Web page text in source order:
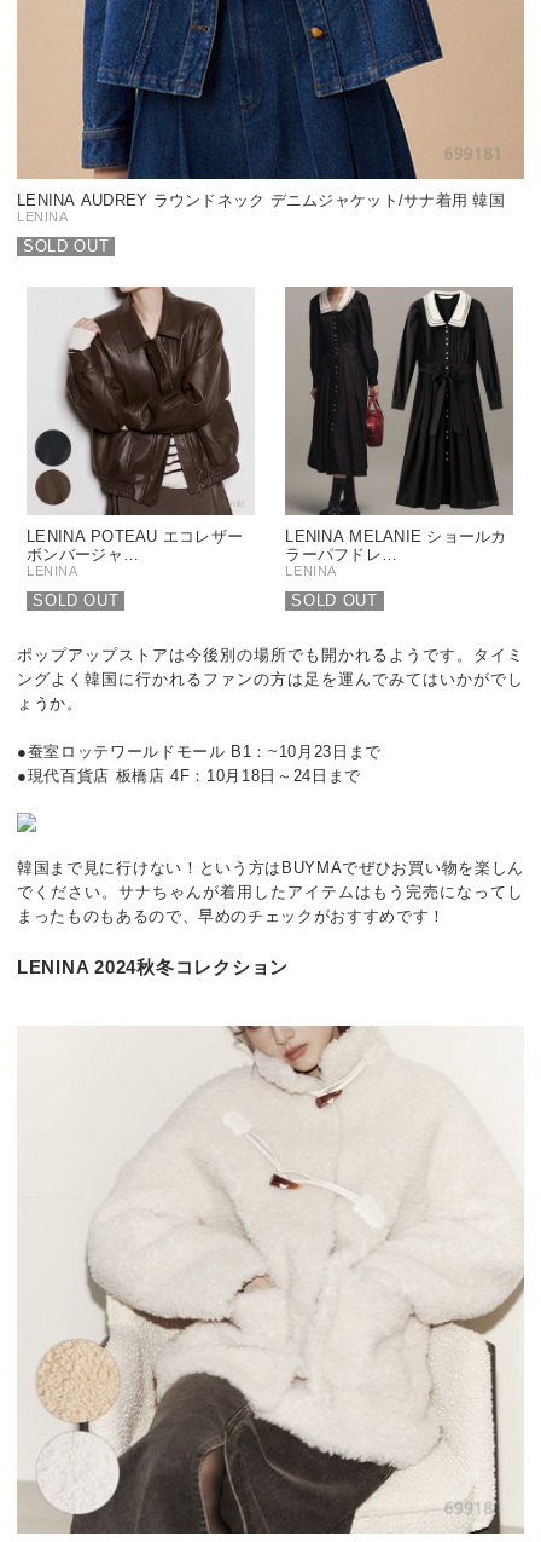
LENINA AUDREY ラウンドネック デニムジャケット/サナ着用 韓国
LENINA
SOLD OUT
LENINA POTEAU エコレザー
ボンバージャ…
LENINA
SOLD OUT
LENINA MELANIE ショールカ
ラーパフドレ…
LENINA
SOLD OUT
ポップアップストアは今後別の場所でも開かれるようです。タイミ
ングよく韓国に行かれるファンの方は足を運んでみてはいかがでし
ょうか。
●蚕室ロッテワールドモール B1：~10月23日まで
●現代百貨店 板橋店 4F：10月18日～24日まで
韓国まで見に行けない！という方はBUYMAでぜひお買い物を楽しん
でください。サナちゃんが着用したアイテムはもう完売になってし
まったものもあるので、早めのチェックがおすすめです！
LENINA 2024秋冬コレクション